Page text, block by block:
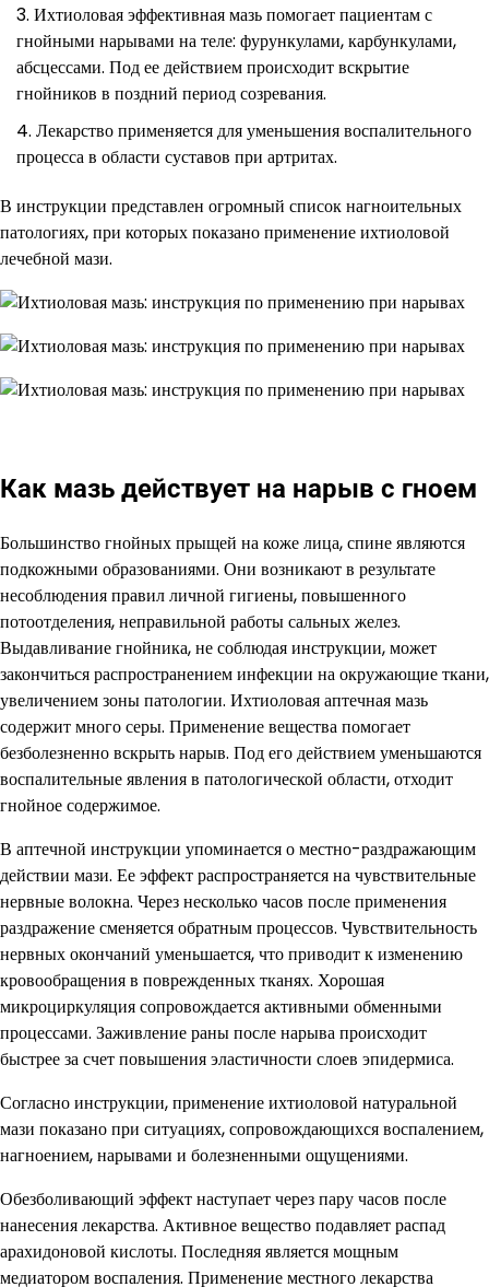
Ихтиоловая эффективная мазь помогает пациентам с
гнойными нарывами на теле: фурункулами, карбункулами,
абсцессами. Под ее действием происходит вскрытие
гнойников в поздний период созревания.
Лекарство применяется для уменьшения воспалительного
процесса в области суставов при артритах.
В инструкции представлен огромный список нагноительных
патологиях, при которых показано применение ихтиоловой
лечебной мази.
Как мазь действует на нарыв с гноем
Большинство гнойных прыщей на коже лица, спине являются
подкожными образованиями. Они возникают в результате
несоблюдения правил личной гигиены, повышенного
потоотделения, неправильной работы сальных желез.
Выдавливание гнойника, не соблюдая инструкции, может
закончиться распространением инфекции на окружающие ткани,
увеличением зоны патологии. Ихтиоловая аптечная мазь
содержит много серы. Применение вещества помогает
безболезненно вскрыть нарыв. Под его действием уменьшаются
воспалительные явления в патологической области, отходит
гнойное содержимое.
В аптечной инструкции упоминается о местно-раздражающим
действии мази. Ее эффект распространяется на чувствительные
нервные волокна. Через несколько часов после применения
раздражение сменяется обратным процессов. Чувствительность
нервных окончаний уменьшается, что приводит к изменению
кровообращения в поврежденных тканях. Хорошая
микроциркуляция сопровождается активными обменными
процессами. Заживление раны после нарыва происходит
быстрее за счет повышения эластичности слоев эпидермиса.
Согласно инструкции, применение ихтиоловой натуральной
мази показано при ситуациях, сопровождающихся воспалением,
нагноением, нарывами и болезненными ощущениями.
Обезболивающий эффект наступает через пару часов после
нанесения лекарства. Активное вещество подавляет распад
арахидоновой кислоты. Последняя является мощным
медиатором воспаления. Применение местного лекарства